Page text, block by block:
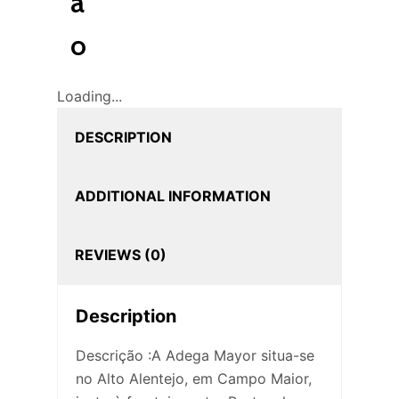
o
Loading...
DESCRIPTION
ADDITIONAL INFORMATION
REVIEWS (0)
Description
Descrição :A Adega Mayor situa-se
no Alto Alentejo, em Campo Maior,